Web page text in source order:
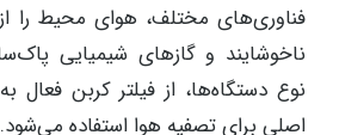
فناوری‌های مختلف، هوای محیط را
ناخوشایند و گازهای شیمیایی
نوع دستگاه‌ها، از فیلتر کربن فعال
اصلی برای تصفیه هوا استفاده می‌شود.